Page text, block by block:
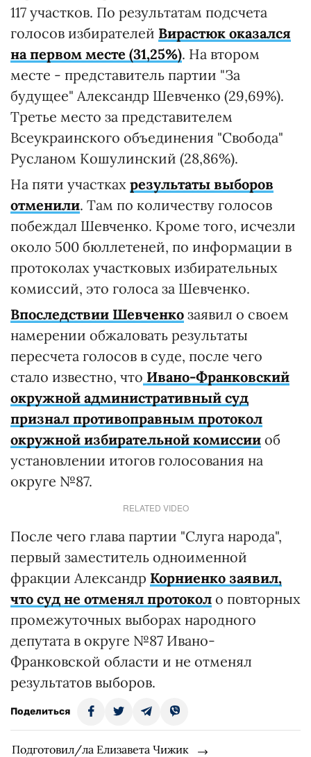
117 участков. По результатам подсчета
голосов избирателей Вирастюк оказался
на первом месте (31,25%). На втором
месте - представитель партии "За
будущее" Александр Шевченко (29,69%).
Третье место за представителем
Всеукраинского объединения "Свобода"
Русланом Кошулинский (28,86%).
На пяти участках результаты выборов
отменили. Там по количеству голосов
побеждал Шевченко. Кроме того, исчезли
около 500 бюллетеней, по информации в
протоколах участковых избирательных
комиссий, это голоса за Шевченко.
Впоследствии Шевченко заявил о своем
намерении обжаловать результаты
пересчета голосов в суде, после чего
стало известно, что Ивано-Франковский
окружной административный суд
признал противоправным протокол
окружной избирательной комиссии об
установлении итогов голосования на
округе №87.
RELATED VIDEO
После чего глава партии "Слуга народа",
первый заместитель одноименной
фракции Александр Корниенко заявил,
что суд не отменял протокол о повторных
промежуточных выборах народного
депутата в округе №87 Ивано-
Франковской области и не отменял
результатов выборов.
Поделиться
Подготовил/ла Елизавета Чижик